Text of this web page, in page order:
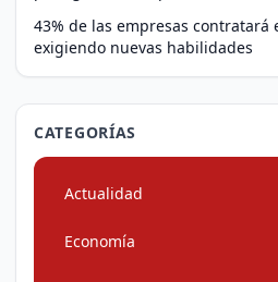
43% de las empresas
exigiendo nuevas habilidades
CATEGORÍAS
Actualidad
Economía